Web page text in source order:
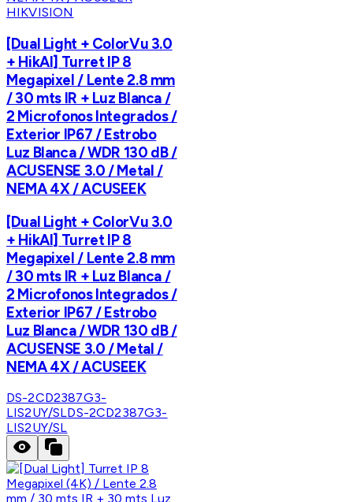
HIKVISION
[Dual Light + ColorVu 3.0
+ HikAI] Turret IP 8
Megapixel / Lente 2.8 mm
/ 30 mts IR + Luz Blanca /
2 Microfonos Integrados /
Exterior IP67 / Estrobo
Luz Blanca / WDR 130 dB /
ACUSENSE 3.0 / Metal /
NEMA 4X / ACUSEEK
[Dual Light + ColorVu 3.0
+ HikAI] Turret IP 8
Megapixel / Lente 2.8 mm
/ 30 mts IR + Luz Blanca /
2 Microfonos Integrados /
Exterior IP67 / Estrobo
Luz Blanca / WDR 130 dB /
ACUSENSE 3.0 / Metal /
NEMA 4X / ACUSEEK
DS-2CD2387G3-
LIS2UY/SLDS-2CD2387G3-
LIS2UY/SL